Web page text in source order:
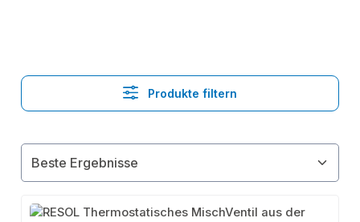
Produkte filtern